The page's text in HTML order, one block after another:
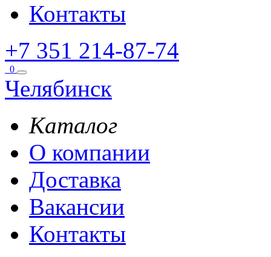
Контакты
+7 351 214-87-74
0
Челябинск
Каталог
О компании
Доставка
Вакансии
Контакты